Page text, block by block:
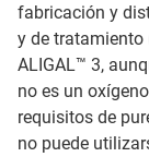
fabricación y
y de tratamiento
ALIGAL™ 3,
no es un
requisitos de
no puede